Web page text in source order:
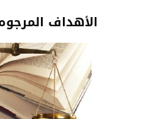
الأهداف